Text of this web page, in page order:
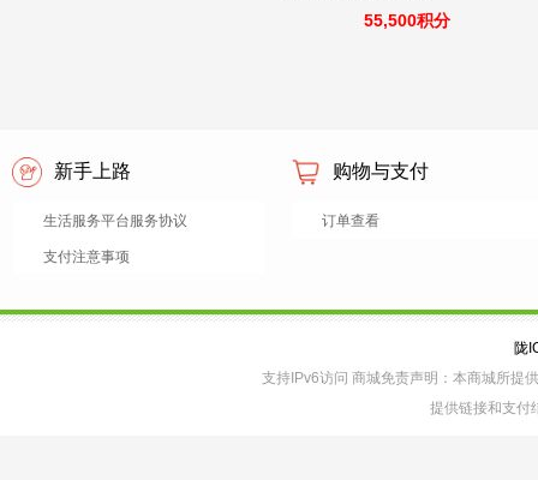
55,500积分
新手上路
生活服务平台服务协议
支付注意事项
购物与支付
订单查看
陇
支持IPv6访问 商城免责声明：本商城所提
提供链接和支付